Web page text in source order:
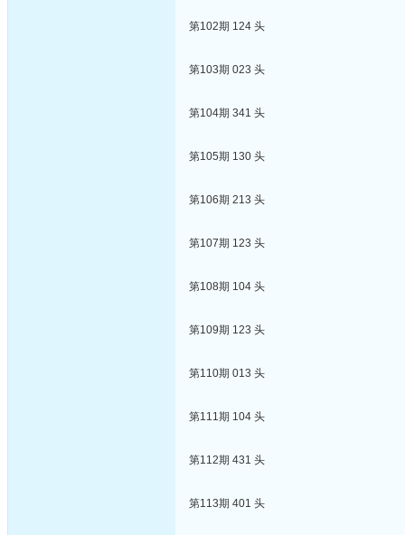
第102期 124 头
第103期 023 头
第104期 341 头
第105期 130 头
第106期 213 头
第107期 123 头
第108期 104 头
第109期 123 头
第110期 013 头
第111期 104 头
第112期 431 头
第113期 401 头